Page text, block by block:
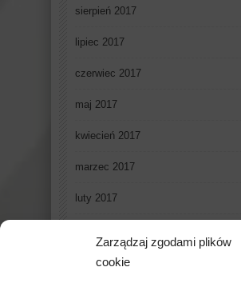
Zarządzaj zgodami plików
cookie
sierpień 2017
lipiec 2017
czerwiec 2017
maj 2017
kwiecień 2017
marzec 2017
luty 2017
grudzień 2016